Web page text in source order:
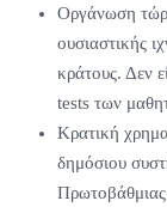
Οργάνωση
ουσιαστικής
κράτους. Δεν
tests των
Κρατική
δημόσιου
Πρωτοβάθμιας